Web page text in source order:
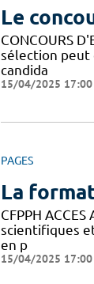
Le
CONCOURS
sélection peut
candida
15/04/2025 17:00
PAGES
La
CFPPH
scientifiques
en p
15/04/2025 17:00